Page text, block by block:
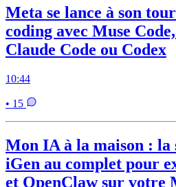
Meta se lance à son
coding avec Muse
Claude Code ou Codex
10:44
• 15
Mon IA à la maison : la
iGen au complet pour
et OpenClaw sur votre